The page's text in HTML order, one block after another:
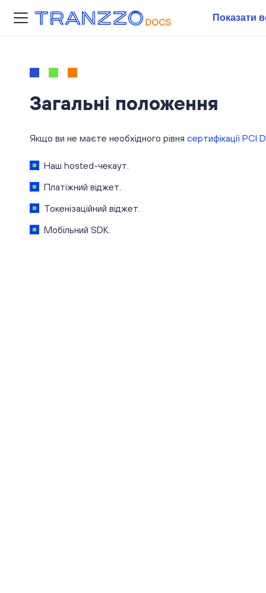
Показати
Загальні положення
Якщо ви не маєте необхідного рівня сертифікації PCI
Наш hosted-чекаут.
Платіжний віджет.
Токенізаційний віджет.
Мобільний SDK.